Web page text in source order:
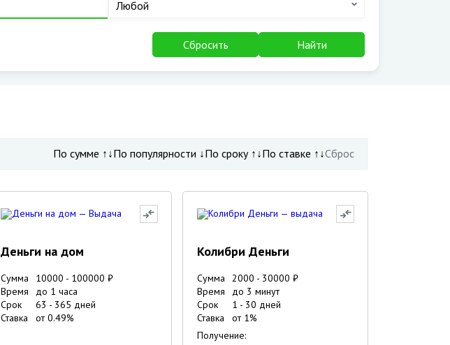
Любой
Сбросить Найти
По сумме ↑↓По популярности ↓По сроку ↑↓По ставке ↑↓Сброс
Деньги на дом
Сумма 10000 - 100000 ₽
Время
до 1 часа
Срок
63 - 365 дней
Ставка
от0.49%
Колибри Деньги
Сумма 2000 - 30000 ₽
Время
до 3 минут
Срок
1 - 30 дней
Ставка
от 1%
Получение: